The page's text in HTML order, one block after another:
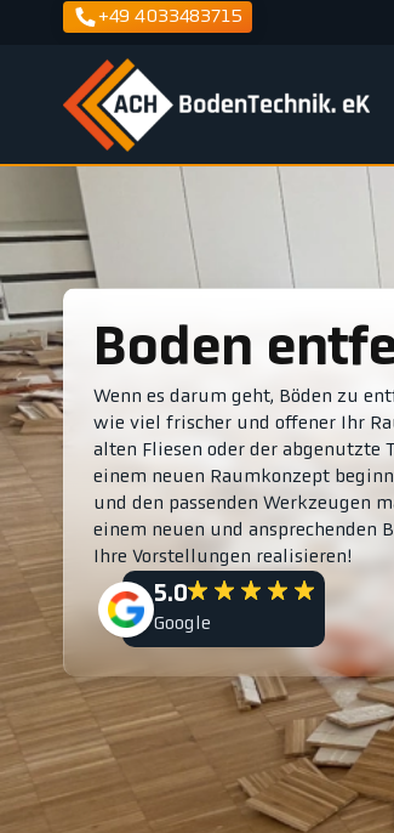
+49 4033483715
Boden
Wenn es darum geht, Böden zu
wie viel frischer und offener Ihr
alten Fliesen oder der abgenutzte
einem neuen Raumkonzept
und den passenden Werkzeugen
einem neuen und ansprechenden
Ihre Vorstellungen realisieren!
5.0
Google